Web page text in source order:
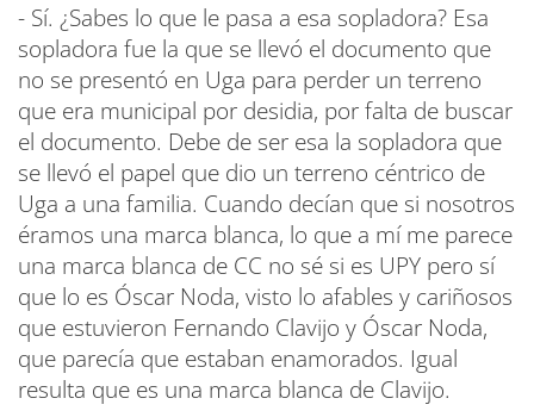
- Sí. ¿Sabes lo que le pasa a esa sopladora? Esa
sopladora fue la que se llevó el documento que
no se presentó en Uga para perder un terreno
que era municipal por desidia, por falta de buscar
el documento. Debe de ser esa la sopladora que
se llevó el papel que dio un terreno céntrico de
Uga a una familia. Cuando decían que si nosotros
éramos una marca blanca, lo que a mí me parece
una marca blanca de CC no sé si es UPY pero sí
que lo es Óscar Noda, visto lo afables y cariñosos
que estuvieron Fernando Clavijo y Óscar Noda,
que parecía que estaban enamorados. Igual
resulta que es una marca blanca de Clavijo.